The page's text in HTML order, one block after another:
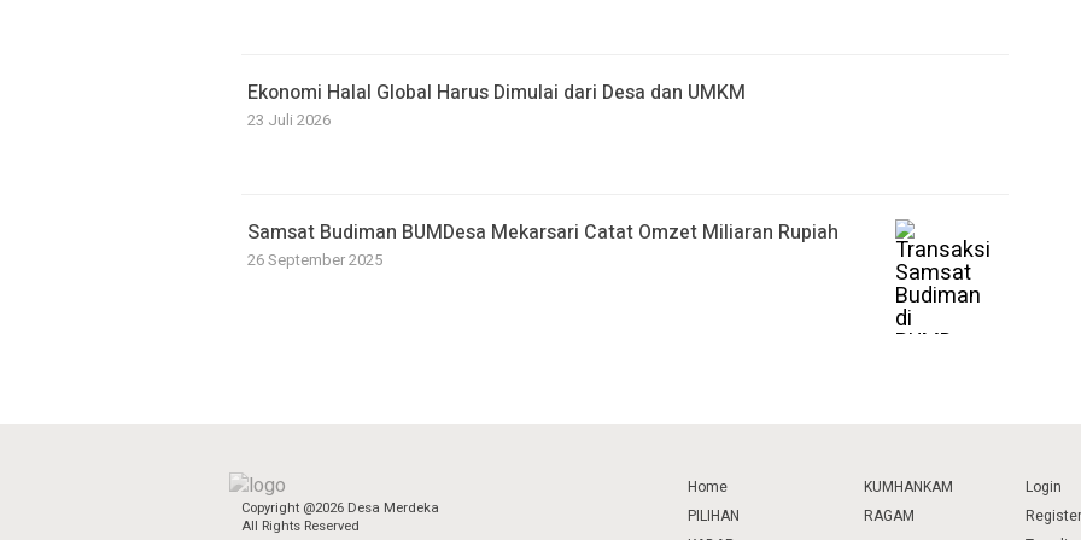
Ekonomi Halal Global Harus Dimulai dari Desa dan UMKM
23 Juli 2026
Samsat Budiman BUMDesa Mekarsari Catat Omzet Miliaran Rupiah
26 September 2025
Copyright @2026 Desa Merdeka
All Rights Reserved
Home
PILIHAN
KUMHANKAM
RAGAM
Login
Register